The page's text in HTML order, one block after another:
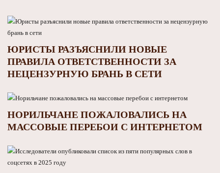
ЮРИСТЫ РАЗЪЯСНИЛИ НОВЫЕ
ПРАВИЛА ОТВЕТСТВЕННОСТИ ЗА
НЕЦЕНЗУРНУЮ БРАНЬ В СЕТИ
НОРИЛЬЧАНЕ ПОЖАЛОВАЛИСЬ НА
МАССОВЫЕ ПЕРЕБОИ С ИНТЕРНЕТОМ